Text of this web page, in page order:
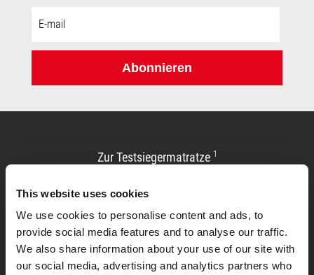
This website uses cookies
We use cookies to personalise content and ads, to
provide social media features and to analyse our traffic.
We also share information about your use of our site with
our social media, advertising and analytics partners who
Mail-
Abonnieren
Zur Testsiegermatratze 1